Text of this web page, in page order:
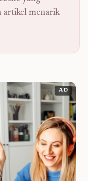
artikel menarik
AD